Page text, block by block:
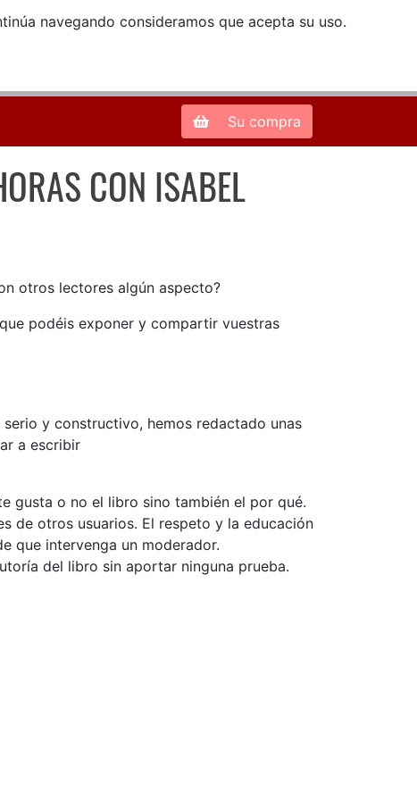
navegando consideramos que acepta su uso.
Zona de Clientes
Su compra
CON ISABEL COIXET
CON ISABEL
otros lectores algún aspecto?
podéis exponer y compartir vuestras
y constructivo, hemos redactado unas
a escribir
gusta o no el libro sino también el por qué.
de otros usuarios. El respeto y la educación
que intervenga un moderador.
del libro sin aportar ninguna prueba.